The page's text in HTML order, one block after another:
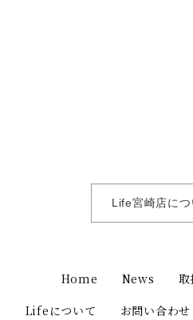
Life宮崎店につ
Home News 取
Lifeについて
お問い合わせ